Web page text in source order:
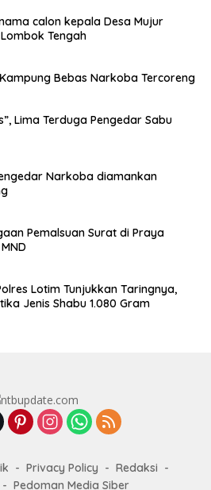
calon kepala Desa Mujur
Tengah
Bebas Narkoba Tercoreng
Lima Terduga Pengedar Sabu
Narkoba diamankan
Pemalsuan Surat di Praya
Lotim Tunjukkan Taringnya,
Jenis Shabu 1.080 Gram
Privacy Policy
Redaksi
Pedoman Media Siber